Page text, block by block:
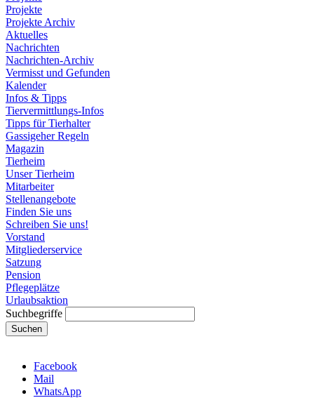
Projekte
Projekte Archiv
Aktuelles
Nachrichten
Nachrichten-Archiv
Vermisst und Gefunden
Kalender
Infos & Tipps
Tiervermittlungs-Infos
Tipps für Tierhalter
Gassigeher Regeln
Magazin
Tierheim
Unser Tierheim
Mitarbeiter
Stellenangebote
Finden Sie uns
Schreiben Sie uns!
Vorstand
Mitgliederservice
Satzung
Pension
Pflegeplätze
Urlaubsaktion
Suchbegriffe
Suchen
Facebook
Mail
WhatsApp